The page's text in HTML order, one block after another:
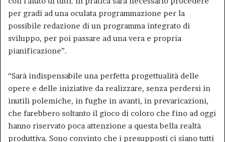
per gradi ad una oculata programmazione per la
possibile redazione di un programma integrato di
sviluppo, per poi passare ad una vera e propria
pianificazione”.
“Sarà indispensabile una perfetta progettualità delle
opere e delle iniziative da realizzare, senza perdersi in
inutili polemiche, in fughe in avanti, in prevaricazioni,
che farebbero soltanto il gioco di coloro che fino ad oggi
hanno riservato poca attenzione a questa bella realtà
produttiva. Sono convinto che i presupposti ci siano tutti